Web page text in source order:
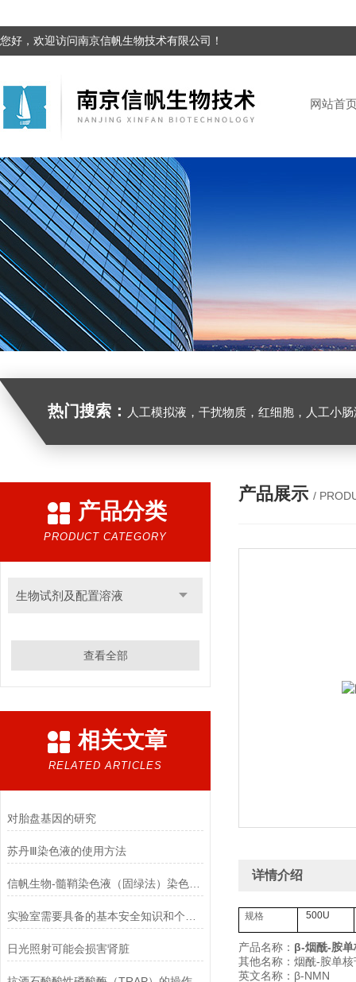
您好，欢迎访问南京信帆生物技术有限公司！
网站首
热门搜索： 人工模拟液，干扰物质，红细胞，人工小
产品分类
PRODUCT CATEGORY
生物试剂及配置溶液
查看全部
相关文章
RELATED ARTICLES
对胎盘基因的研究
苏丹Ⅲ染色液的使用方法
信帆生物-髓鞘染色液（固绿法）染色结果
日光照射可能会损害肾脏
产品展示 /
详情介绍
规格 500U
产品名称： β-烟酰-胺单
其他名称：烟酰-胺单核
英文名称：β-NMN